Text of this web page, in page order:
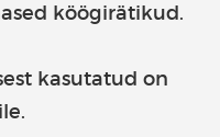
köögirätikud.
kasutatud on